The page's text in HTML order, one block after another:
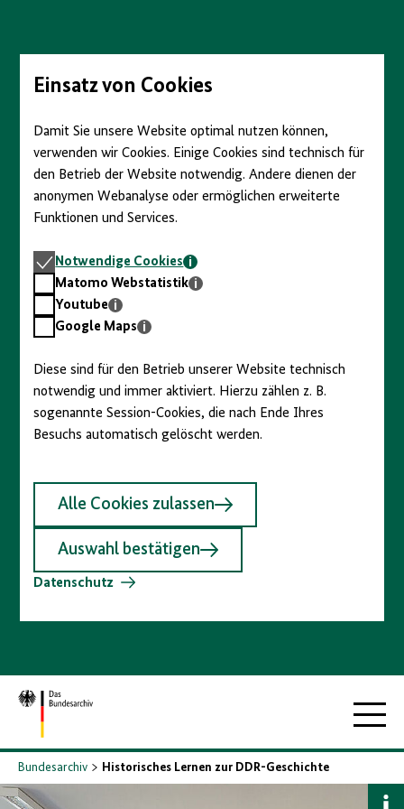
Seiteninhalt
springenEinsatz von Cookies
Damit Sie unsere Website optimal nutzen können,
verwenden wir Cookies. Einige Cookies sind technisch für
den Betrieb der Website notwendig. Andere dienen der
anonymen Webanalyse oder ermöglichen erweiterte
Funktionen und Services.
Notwendige
Cookies
Notwendige Cookies
Matomo
Webstatistik
Matomo Webstatistik
Youtube
Youtube
GoogleGoogle Maps
Diese sind für den Betrieb unserer Website technisch
notwendig und immer aktiviert. Hierzu zählen z. B.
sogenannte Session-Cookies, die nach Ende Ihres
Besuchs automatisch gelöscht werden.
Alle Cookies zulassen
Auswahl bestätigen
Datenschutz
Zur
Startseite
Bundesarchiv Historisches Lernen zur DDR-Geschichte